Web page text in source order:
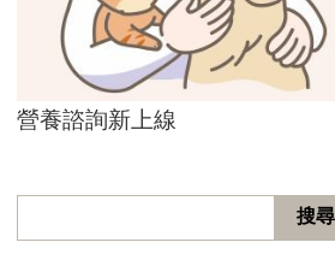
營養諮詢新上線